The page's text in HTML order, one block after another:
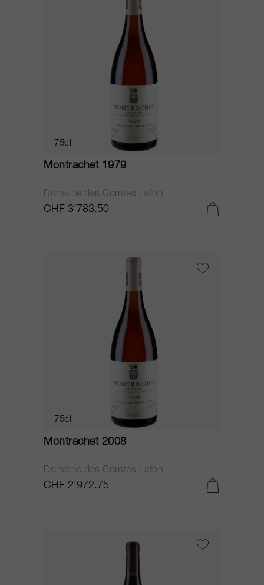
75cl
Montrachet 1979
Domaine des Comtes Lafon
CHF 3’783.50
75cl
Montrachet 2008
Domaine des Comtes Lafon
CHF 2’972.75